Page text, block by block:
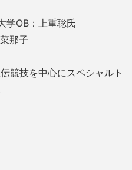
学OB：上重聡氏
那子
競技を中心にスペシャルト